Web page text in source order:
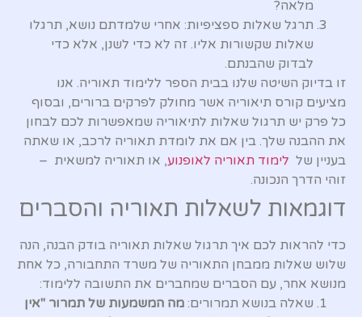
מלאה?
תרגל שאלות ספציפיות: אחרי שלמדתם נושא, תרגלו
שאלות שקשורות אליו. זה לא כדי לשנן, אלא כדי
לבדוק שהבנתם.
זו בדיוק השיטה שלנו בבית הספר ללימוד תאוריה. אנו
מציעים קורס תיאוריה אשר מחולק לפרקים ברורים, ובסוף
כל פרק יש תרגול שאלות לתיאוריה שמאפשרות לכם לבחון
את ההבנה שלך. בין אם את לומדת תאוריה לרכב, או שאתה
בעניין של לימוד תאוריה לאופנוע, או תאוריה למשאית –
זוהי הדרך הנכונה.
דוגמאות לשאלות תאוריה והסברים
כדי להראות לכם איך תרגול שאלות תאוריה בודק הבנה, הנה
שלוש שאלות ממבחן התאוריה של משרד התחבורה, כל אחת
מנושא אחר, עם הסברים שמחברים את התשובה ללימוד:
שאלה בנושא תמרורים: מה המשמעות של תמרור "אין